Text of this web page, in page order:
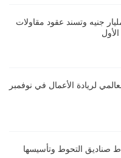
مصر” تضخ 3.5 مليار جنيه وتسند عقود مقاولات
لريادة الأعمال في نوفمبر
صناديق التحوط وتأسيسها